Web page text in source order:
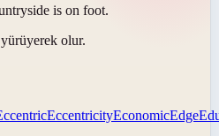
is on foot.
olur.
EccentricityEconomicEdge